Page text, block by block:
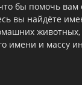
бы помочь вам
вы найдёте
животных,
имени и массу